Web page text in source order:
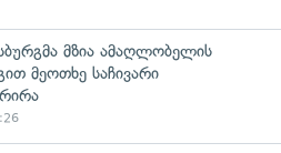
მზია ამაღლობელის
მეოთხე საჩივარი